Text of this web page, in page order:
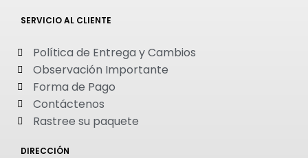
SERVICIO AL CLIENTE
Política de Entrega y Cambios
Observación Importante
Forma de Pago
Contáctenos
Rastree su paquete
DIRECCIÓN